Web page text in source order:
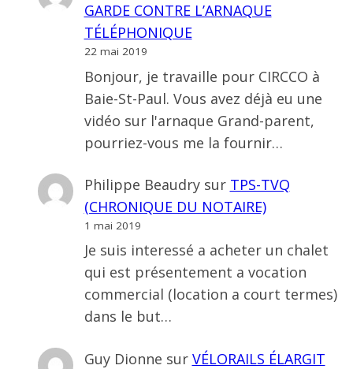
GARDE CONTRE L’ARNAQUE
TÉLÉPHONIQUE
22 mai 2019
Bonjour, je travaille pour CIRCCO à
Baie-St-Paul. Vous avez déjà eu une
vidéo sur l'arnaque Grand-parent,
pourriez-vous me la fournir…
Philippe Beaudrysur TPS-TVQ
(CHRONIQUE DU NOTAIRE)
1 mai 2019
Je suis interessé a acheter un chalet
qui est présentement a vocation
commercial (location a court termes)
dans le but…
Guy Dionne sur VÉLORAILS ÉLARGIT